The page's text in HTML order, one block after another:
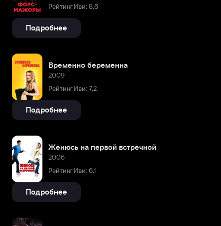
Рейтинг Иви: 8,6
Подробнее
Временно беременна
2009
Рейтинг Иви: 7,2
Подробнее
Женюсь на первой встречной
2006
Рейтинг Иви: 6,1
Подробнее